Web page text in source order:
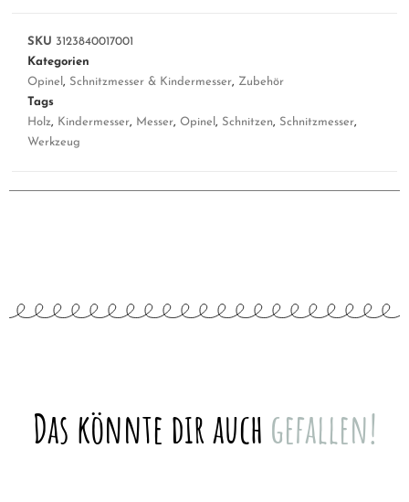
SKU 3123840017001
Kategorien
Opinel , Schnitzmesser & Kindermesser, Zubehör
Tags
Holz, Kindermesser, Messer, Opinel , Schnitzen, Schnitzmesser,
Werkzeug
Das könnte dir auch gefallen!